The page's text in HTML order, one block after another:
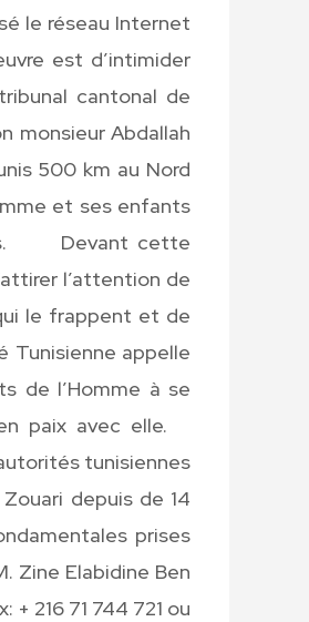
le réseau Internet
est d’intimider
cantonal de
monsieur Abdallah
500 km au Nord
et ses enfants
Devant cette
l’attention de
le frappent et de
appelle
de l’Homme à se
paix avec elle.
tunisiennes
depuis de 14
prises
Zine Elabidine Ben
216 71 744 721 ou